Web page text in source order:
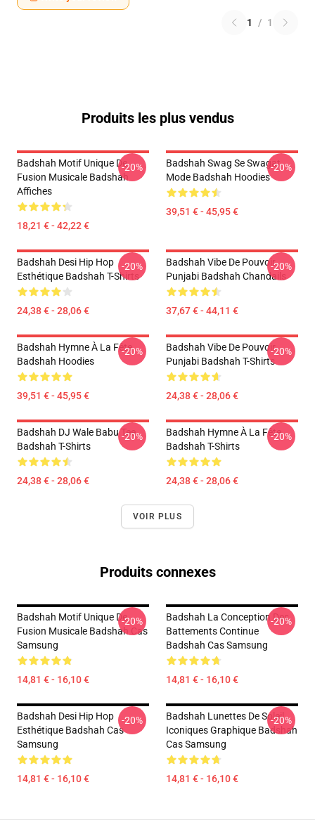
1 / 1
Produits les plus vendus
Badshah Motif Unique De
Fusion Musicale Badshah
Affiches
18,21 € - 42,22 €
-20%
Badshah Swag Se Swagat
Mode Badshah Hoodies
39,51 € - 45,95 €
-20%
Badshah Desi Hip Hop
Esthétique Badshah T-Shirts
24,38 € - 28,06 €
-20%
Badshah Vibe De Pouvoir
Punjabi Badshah Chandails
37,67 € - 44,11 €
-20%
Badshah Hymne À La Fête
Badshah Hoodies
39,51 € - 45,95 €
-20%
Badshah Vibe De Pouvoir
Punjabi Badshah T-Shirts
24,38 € - 28,06 €
-20%
Badshah DJ Wale Babu Tee
Badshah T-Shirts
24,38 € - 28,06 €
-20%
Badshah Hymne À La Fête
Badshah T-Shirts
24,38 € - 28,06 €
-20%
VOIR PLUS
Produits connexes
Badshah Motif Unique De
Fusion Musicale Badshah Cas
Samsung
14,81 € - 16,10 €
-20%
Badshah La Conception Des
Battements Continue
Badshah Cas Samsung
14,81 € - 16,10 €
-20%
Badshah Desi Hip Hop
Esthétique Badshah Cas
Samsung
14,81 € - 16,10 €
-20%
Badshah Lunettes De Soleil
Iconiques Graphique Badshah
Cas Samsung
14,81 € - 16,10 €
-20%